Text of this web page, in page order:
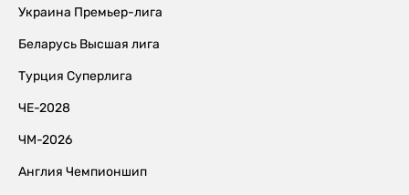
Украина Премьер-лига
Беларусь Высшая лига
Турция Суперлига
ЧЕ-2028
ЧМ-2026
Англия Чемпионшип